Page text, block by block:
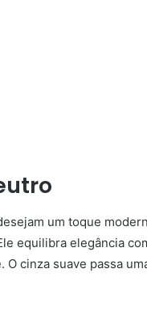
um toque
equilibra elegância
O cinza suave passa